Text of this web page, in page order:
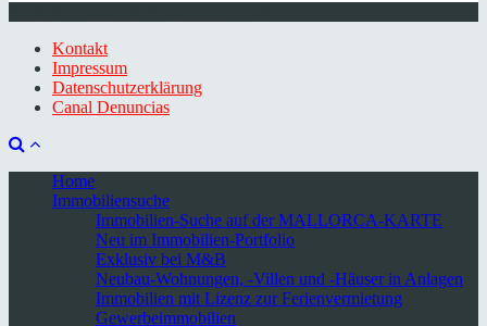
Kontakt
Impressum
Datenschutzerklärung
Canal Denuncias
Home
Immobiliensuche
Immobilien-Suche auf der MALLORCA-KARTE
Neu im Immobilien-Portfolio
Exklusiv bei M&B
Neubau-Wohnungen, -Villen und -Häuser in Anlagen
Immobilien mit Lizenz zur Ferienvermietung
Gewerbeimmobilien